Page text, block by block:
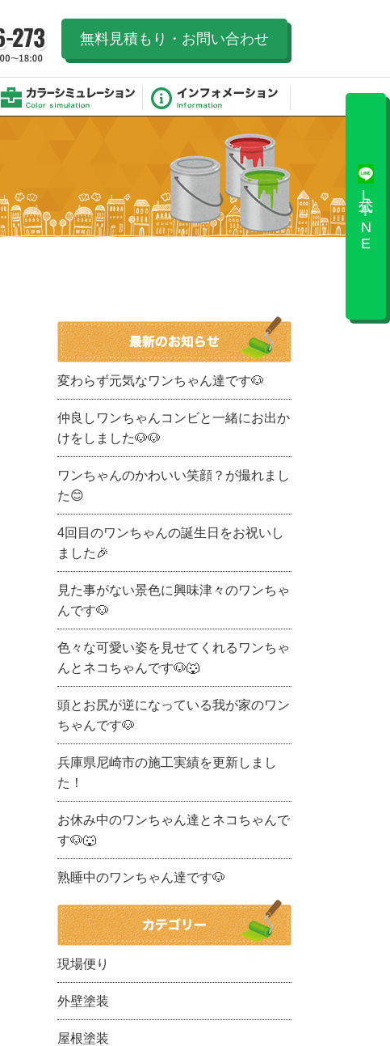
無料見積もり・お問い合わせ
公式LINE
変わらず元気なワンちゃん達です🐶
仲良しワンちゃんコンビと一緒にお出か
けをしました🐶🐶
ワンちゃんのかわいい笑顔？が撮れまし
た😊
4回目のワンちゃんの誕生日をお祝いし
ました🎉
見た事がない景色に興味津々のワンちゃ
んです🐶
色々な可愛い姿を見せてくれるワンちゃ
んとネコちゃんです🐶🐺
頭とお尻が逆になっている我が家のワン
ちゃんです🐶
兵庫県尼崎市の施工実績を更新しまし
た！
お休み中のワンちゃん達とネコちゃんで
す🐶🐺
熟睡中のワンちゃん達です🐶
現場便り
外壁塗装
屋根塗装